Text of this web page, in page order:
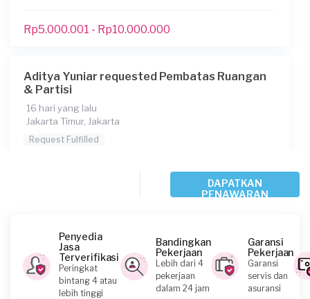
Rp5.000.001 - Rp10.000.000
Aditya Yuniar requested Pembatas Ruangan
& Partisi
16 hari yang lalu
Jakarta Timur, Jakarta
Request Fulfilled
17 hari yang lalu
Jakarta Timur, Jakarta
Request Fulfilled
DAPATKAN
PENAWARAN
Penyedia
Jasa
Terverifikasi
Peringkat
bintang 4 atau
lebih tinggi
Bandingkan
Pekerjaan
Lebih dari 4
pekerjaan
dalam 24 jam
Garansi
Pekerjaan
Garansi
servis dan
asuransi